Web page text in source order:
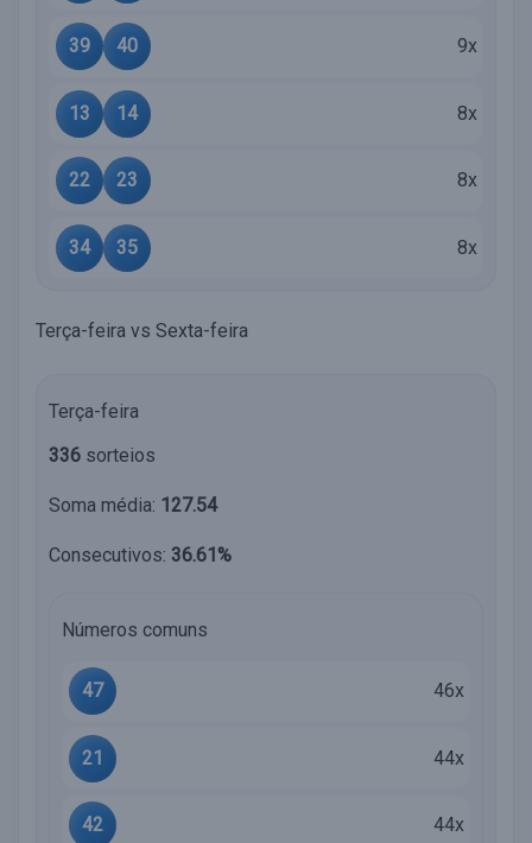
39 40 9x
13 14 8x
22 23 8x
34 35 8x
Terça-feira vs Sexta-feira
Terça-feira
336 sorteios
Soma média: 127.54
Consecutivos: 36.61%
Números comuns
47 46x
21 44x
42 44x